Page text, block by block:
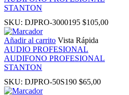
STANTON
SKU: DJPRO-3000195 $105,00
Añadir al carrito Vista Rápida
AUDIO PROFESIONAL
AUDIFONO PROFESIONAL
STANTON
SKU: DJPRO-50S190 $65,00